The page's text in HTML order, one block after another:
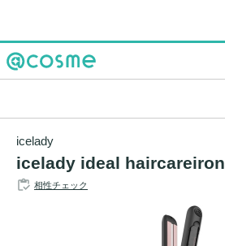
icelady
icelady ideal haircareiron
相性チェック